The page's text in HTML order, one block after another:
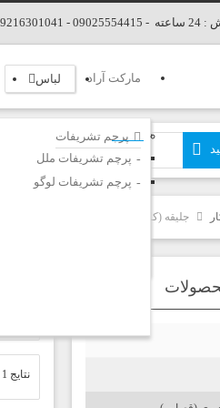
مارکت آراد لباس
پرچم تشریفات
پرچم تشریفات ملل
پرچم تشریفات لوگو
جلیقه (کاور)
نتایج 1 تا 3 از کل 3 نتیجه